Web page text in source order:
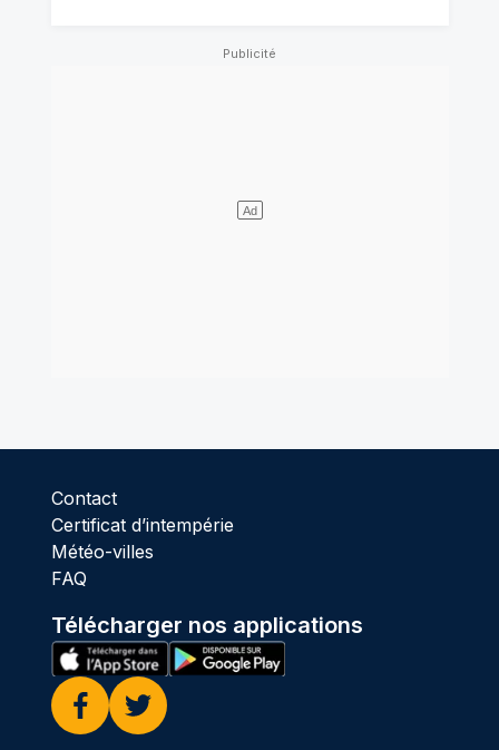
Contact
Certificat d’intempérie
Météo-villes
FAQ
Télécharger nos applications
Facebook
Twitter